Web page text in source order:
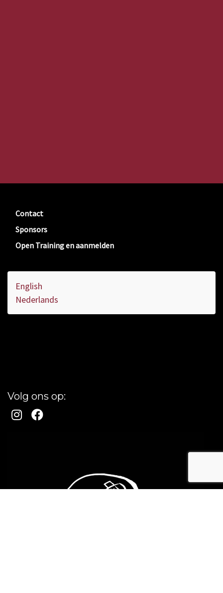
Contact
Sponsors
Open Training en aanmelden
English
Nederlands
Volg ons op: